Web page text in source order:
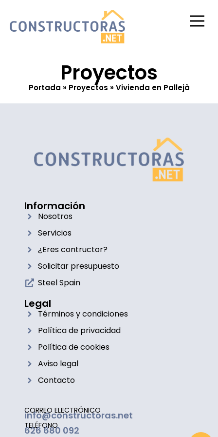
Proyectos
Portada » Proyectos » Vivienda en Pallejà
Información
Nosotros
Servicios
¿Eres contructor?
Solicitar presupuesto
Steel Spain
Legal
Términos y condiciones
Política de privacidad
Política de cookies
Aviso legal
Contacto
CORREO ELECTRÓNICO
info@constructoras.net
TELÉFONO
626 680 092